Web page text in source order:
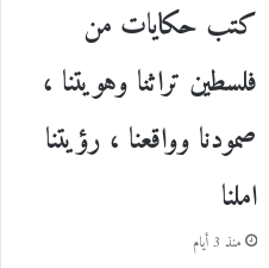
كتب حكايات من
فلسطين تراثنا وهويتنا ،
صمودنا وواقعنا ، رؤيتنا
املنا
منذ 3 أيام